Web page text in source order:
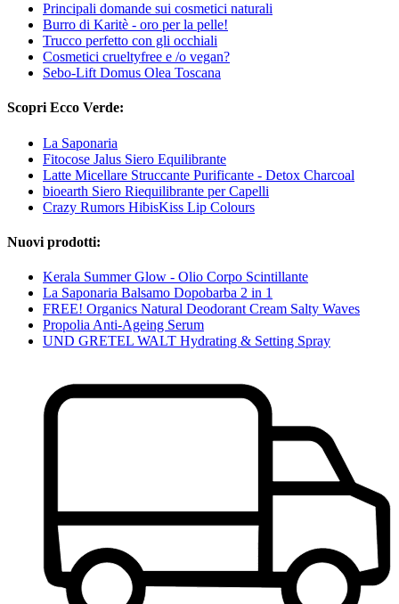
Principali domande sui cosmetici naturali
Burro di Karitè - oro per la pelle!
Trucco perfetto con gli occhiali
Cosmetici crueltyfree e /o vegan?
Sebo-Lift Domus Olea Toscana
Scopri Ecco Verde:
La Saponaria
Fitocose Jalus Siero Equilibrante
Latte Micellare Struccante Purificante - Detox Charcoal
bioearth Siero Riequilibrante per Capelli
Crazy Rumors HibisKiss Lip Colours
Nuovi prodotti:
Kerala Summer Glow - Olio Corpo Scintillante
La Saponaria Balsamo Dopobarba 2 in 1
FREE! Organics Natural Deodorant Cream Salty Waves
Propolia Anti-Ageing Serum
UND GRETEL WALT Hydrating & Setting Spray